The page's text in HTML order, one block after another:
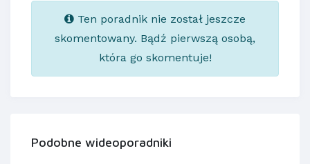
Ten poradnik nie został jeszcze
skomentowany. Bądź pierwszą osobą,
która go skomentuje!
Podobne wideoporadniki